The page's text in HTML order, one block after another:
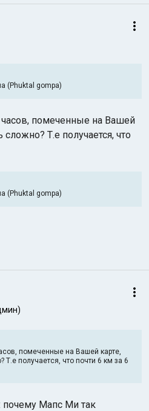
(Phuktal gompa)
часов, помеченные на Вашей
Т.е получается, что
(Phuktal gompa)
помеченные на Вашей карте,
Т.е получается, что почти 6 км за 6
почему Мапс Ми так